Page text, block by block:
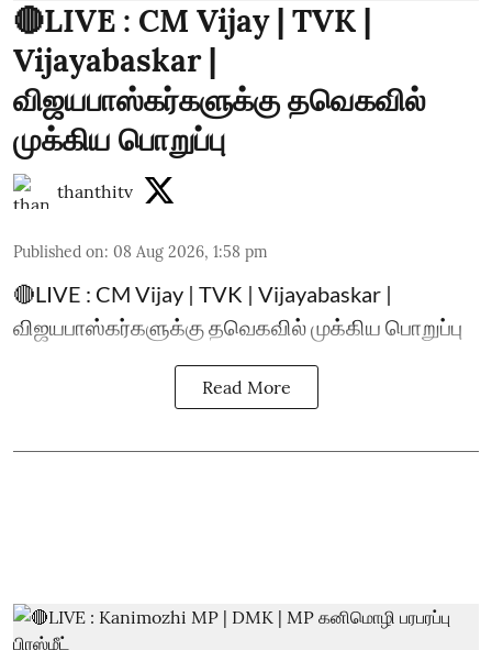
🔴LIVE : CM Vijay | TVK |
Vijayabaskar |
விஜயபாஸ்கர்களுக்கு தவெகவில்
முக்கிய பொறுப்பு
thanthitv
Published on: 08 Aug 2026, 1:58 pm
🔴LIVE : CM Vijay | TVK | Vijayabaskar |
விஜயபாஸ்கர்களுக்கு தவெகவில் முக்கிய பொறுப்பு
Read More